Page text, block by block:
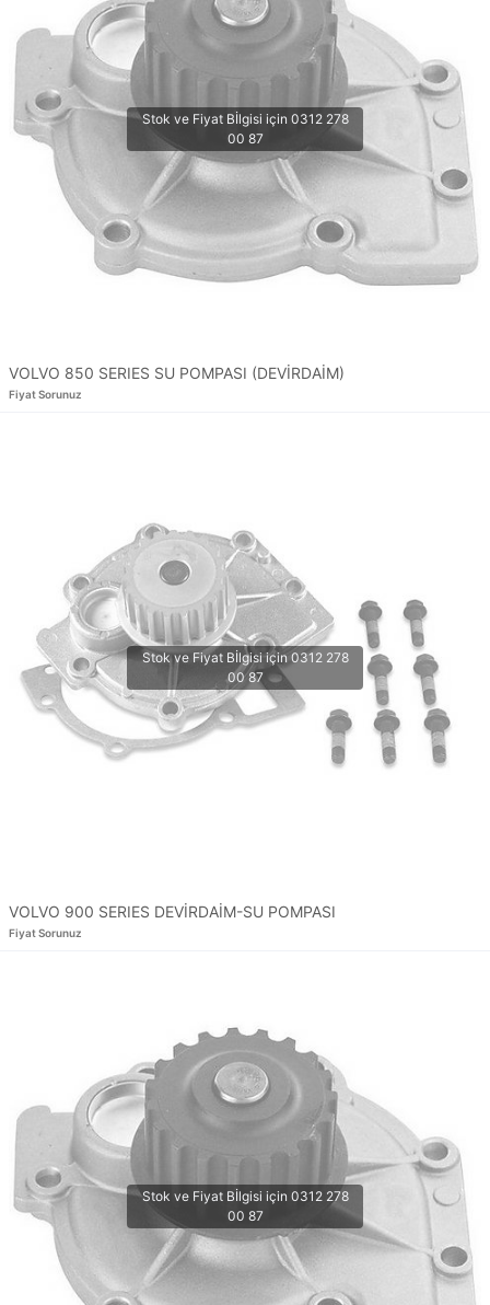
VOLVO 850 SERIES SU POMPASI (DEVİRDAİM)
Fiyat Sorunuz
VOLVO 900 SERIES DEVİRDAİM-SU POMPASI
Fiyat Sorunuz